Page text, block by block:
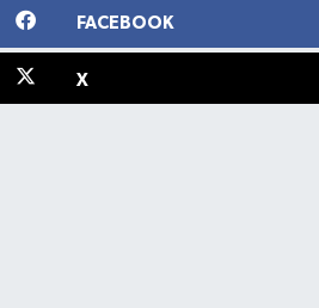
FACEBOOK
X